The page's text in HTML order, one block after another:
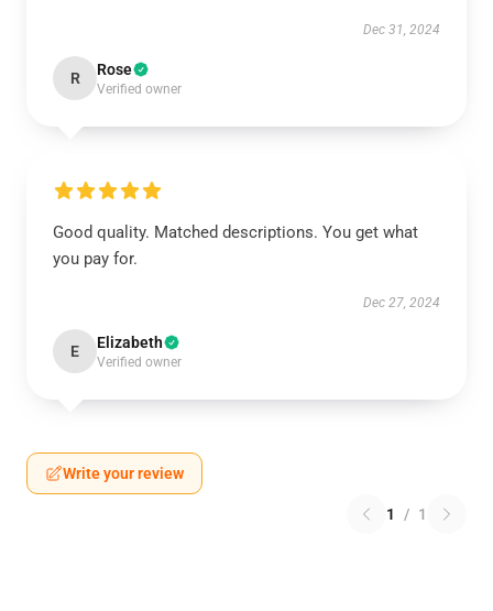
Dec 31, 2024
R Rose
Verified owner
Good quality. Matched descriptions. You get what
you pay for.
Dec 27, 2024
E Elizabeth
Verified owner
Write your review
1 / 1